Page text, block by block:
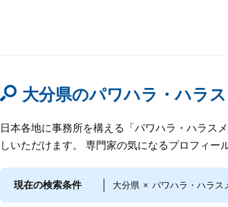
大分県のパワハラ・ハラ
日本各地に事務所を構える「パワハラ・ハラス
しいただけます。 専門家の気になるプロフィー
現在の検索条件 大分県 × パワハラ・ハラス